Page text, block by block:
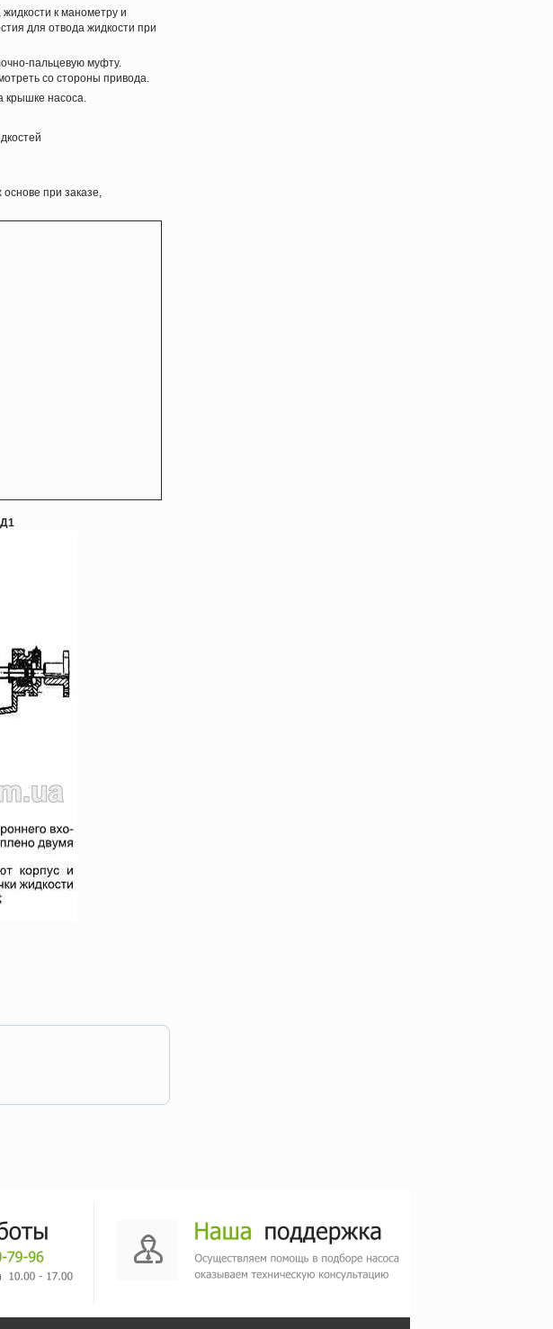
к манометру и
для отвода жидкости при
пальцевую муфту.
со стороны привода.
крышке насоса.
при заказе,